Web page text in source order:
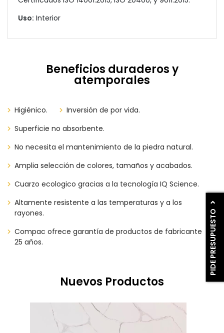
PIDE PRESUPUESTO
Uso: Interior
Beneficios duraderos y
atemporales
Higiénico.
Inversión de por vida.
Superficie no absorbente.
No necesita el mantenimiento de la piedra natural.
Amplia selección de colores, tamaños y acabados.
Cuarzo ecologico gracias a la tecnología IQ Science.
Altamente resistente a las temperaturas y a los
rayones.
Compac ofrece garantía de productos de fabricante
25 años.
Nuevos Productos